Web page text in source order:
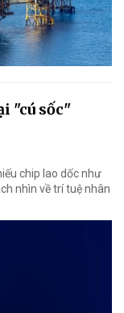
"cú sốc"
chip lao dốc như
nhìn về trí tuệ nhân